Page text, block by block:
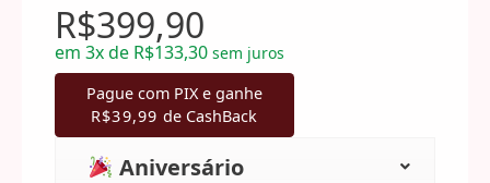
R$399,90
em 3x de R$133,30 sem juros
Pague com PIX e ganhe
R$39,99 de CashBack
Aniversário